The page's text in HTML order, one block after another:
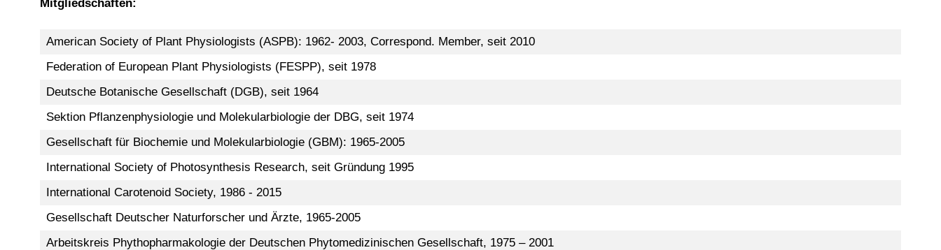
Mitgliedschaften:
American Society of Plant Physiologists (ASPB): 1962- 2003, Correspond. Member, seit 2010
Federation of European Plant Physiologists (FESPP), seit 1978
Deutsche Botanische Gesellschaft (DGB), seit 1964
Sektion Pflanzenphysiologie und Molekularbiologie der DBG, seit 1974
Gesellschaft für Biochemie und Molekularbiologie (GBM): 1965-2005
International Society of Photosynthesis Research, seit Gründung 1995
International Carotenoid Society, 1986 - 2015
Gesellschaft Deutscher Naturforscher und Ärzte, 1965-2005
Arbeitskreis Phythopharmakologie der Deutschen Phytomedizinischen Gesellschaft, 1975 – 2001